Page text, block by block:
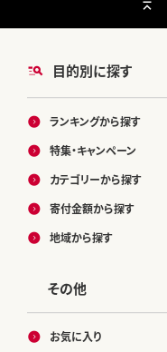
目的別に探す
ランキングから探す
特集・キャンペーン
カテゴリーから探す
寄付金額から探す
地域から探す
その他
お気に入り